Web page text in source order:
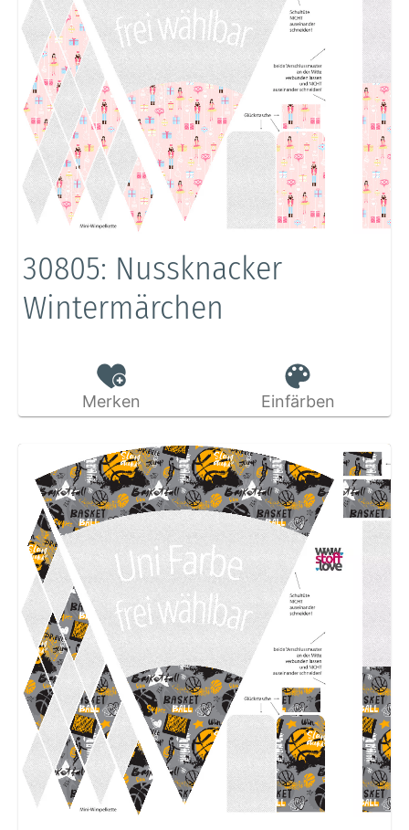
30805: Nussknacker
Wintermärchen
Merken Einfärben